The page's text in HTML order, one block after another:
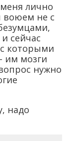
лично
воюем не с
сейчас
которыми
им мозги
нужно
надо